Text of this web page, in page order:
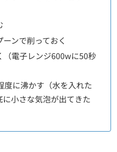
ンで削っておく
（電子レンジ600wに50秒
に沸かす（水を入れた
小さな気泡が出てきた